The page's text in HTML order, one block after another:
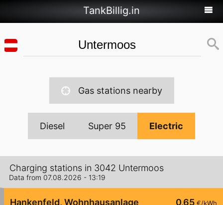
TankBillig.in
Gas stations nearby
Diesel Super 95 Electric
Charging stations in 3042 Untermoos
Data from 07.08.2026 - 13:19
0,65 €/kWh
Hankenfeld, Wohnhausanlage